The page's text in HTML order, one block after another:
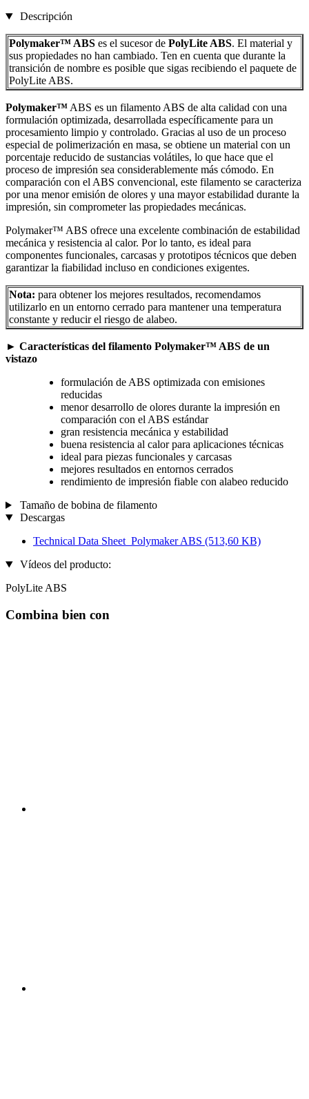
Descripción
Polymaker™ ABS es el sucesor de PolyLite ABS. El material y
sus propiedades no han cambiado. Ten en cuenta que durante la
transición de nombre es posible que sigas recibiendo el paquete de
PolyLite ABS.
Polymaker™ ABS es un filamento ABS de alta calidad con una
formulación optimizada, desarrollada específicamente para un
procesamiento limpio y controlado. Gracias al uso de un proceso
especial de polimerización en masa, se obtiene un material con un
porcentaje reducido de sustancias volátiles, lo que hace que el
proceso de impresión sea considerablemente más cómodo. En
comparación con el ABS convencional, este filamento se caracteriza
por una menor emisión de olores y una mayor estabilidad durante la
impresión, sin comprometer las propiedades mecánicas.
Polymaker™ ABS ofrece una excelente combinación de estabilidad
mecánica y resistencia al calor. Por lo tanto, es ideal para
componentes funcionales, carcasas y prototipos técnicos que deben
garantizar la fiabilidad incluso en condiciones exigentes.
Nota: para obtener los mejores resultados, recomendamos
utilizarlo en un entorno cerrado para mantener una temperatura
constante y reducir el riesgo de alabeo.
► Características del filamento Polymaker™ ABS de un
vistazo
formulación de ABS optimizada con emisiones
reducidas
menor desarrollo de olores durante la impresión en
comparación con el ABS estándar
gran resistencia mecánica y estabilidad
buena resistencia al calor para aplicaciones técnicas
ideal para piezas funcionales y carcasas
mejores resultados en entornos cerrados
rendimiento de impresión fiable con alabeo reducido
Tamaño de bobina de filamento
Descargas
Technical Data Sheet_Polymaker ABS (513,60 KB)
Vídeos del producto:
PolyLite ABS
Combina bien con